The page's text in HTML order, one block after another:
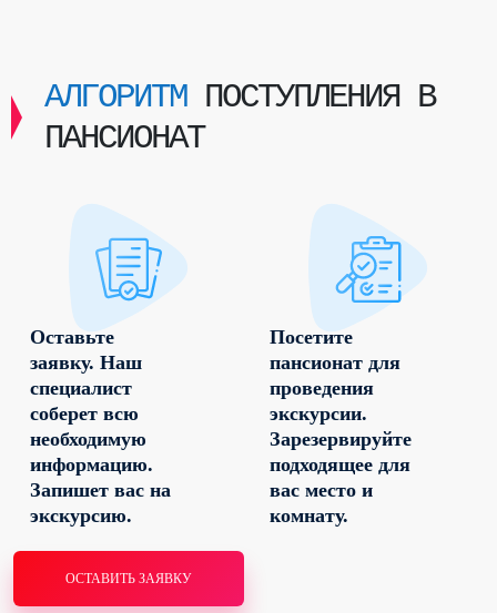
АЛГОРИТМПОСТУПЛЕНИЯ В
ПАНСИОНАТ
Оставьте
заявку. Наш
специалист
соберет всю
необходимую
информацию.
Запишет вас на
экскурсию.
ОСТАВИТЬ ЗАЯВКУ
Посетите
пансионат для
проведения
экскурсии.
Зарезервируйте
подходящее для
вас место и
комнату.